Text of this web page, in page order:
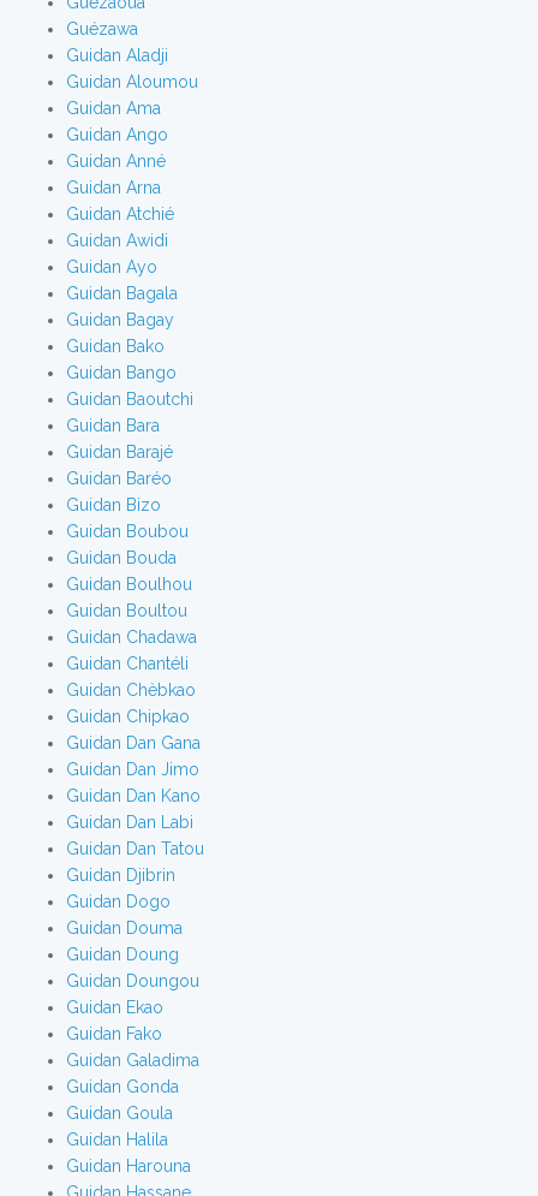
Guézawa
Guidan Aladji
Guidan Aloumou
Guidan Ama
Guidan Ango
Guidan Anné
Guidan Arna
Guidan Atchié
Guidan Awidi
Guidan Ayo
Guidan Bagala
Guidan Bagay
Guidan Bako
Guidan Bango
Guidan Baoutchi
Guidan Bara
Guidan Barajé
Guidan Baréo
Guidan Bizo
Guidan Boubou
Guidan Bouda
Guidan Boulhou
Guidan Boultou
Guidan Chadawa
Guidan Chantéli
Guidan Chèbkao
Guidan Chipkao
Guidan Dan Gana
Guidan Dan Jimo
Guidan Dan Kano
Guidan Dan Labi
Guidan Dan Tatou
Guidan Djibrin
Guidan Dogo
Guidan Douma
Guidan Doung
Guidan Doungou
Guidan Ekao
Guidan Fako
Guidan Galadima
Guidan Gonda
Guidan Goula
Guidan Halila
Guidan Harouna